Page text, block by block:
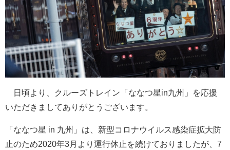
日頃より、クルーズトレイン「ななつ星in九州」を応援
いただきましてありがとうございます。
「ななつ星 in 九州」は、新型コロナウイルス感染症拡⼤防
⽌のため2020年3月より運行休止を続けておりましたが、7